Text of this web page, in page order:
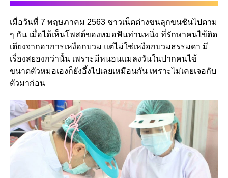
เมื่อวันที่ 7 พฤษภาคม 2563 ชาวเน็ตต่างขนลุกขนชันไปตาม
ๆ กัน เมื่อได้เห็นโพสต์ของหมอฟันท่านหนึ่ง ที่รักษาคนไข้ติด
เตียงจากอาการเหงือกบวม แต่ไม่ใช่เหงือกบวมธรรมดา มี
เรื่องสยองกว่านั้น เพราะมีหนอนแมลงวันในปากคนไข้
ขนาดตัวหมอเองก็ยังอึ้งไปเลยเหมือนกัน เพราะไม่เคยเจอกับ
ตัวมาก่อน